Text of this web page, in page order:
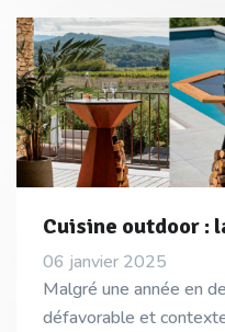
Cuisine outdoor :
06 janvier 2025
Malgré une année en
défavorable et